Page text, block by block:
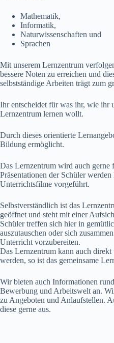
Mathematik,
Informatik,
Naturwissenschaften und
Sprachen
Mit unserem Lernzentrum
bessere Noten zu erreichen und
selbstständige Arbeiten trägt zum
Ihr entscheidet für was ihr, wie ihr
Lernzentrum lernen wollt.
Durch dieses orientierte
Bildung ermöglicht.
Das Lernzentrum wird auch gerne
Präsentationen der Schüler
Unterrichtsfilme vorgeführt.
Selbstverständlich ist das
geöffnet und steht mit einer
Schüler treffen sich hier in
auszutauschen oder sich
Unterricht vorzubereiten.
Das Lernzentrum kann auch
werden, so ist das gemeinsame
Wir bieten auch Informationen
Bewerbung und Arbeitswelt an.
zu Angeboten und Anlaufstellen.
diese gerne aus.